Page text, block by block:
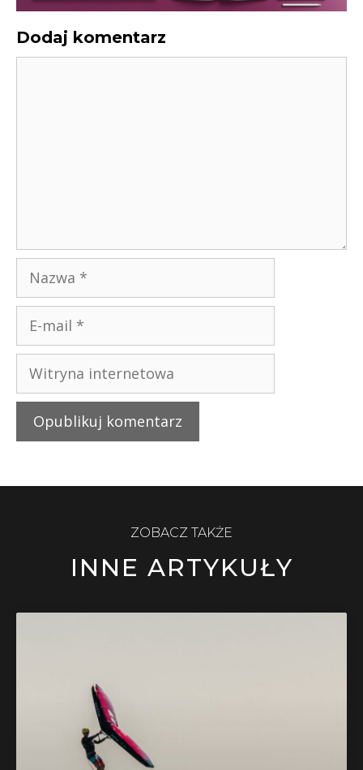
Dodaj komentarz
ZOBACZ TAKŻE
INNE ARTYKUŁY